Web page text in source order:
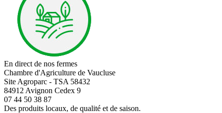
En direct de nos fermes
Chambre d'Agriculture de Vaucluse
Site Agroparc - TSA 58432
84912 Avignon Cedex 9
07 44 50 38 87
Des produits locaux, de qualité et de saison.